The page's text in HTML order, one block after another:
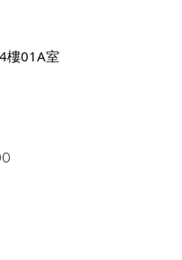
樓01A室